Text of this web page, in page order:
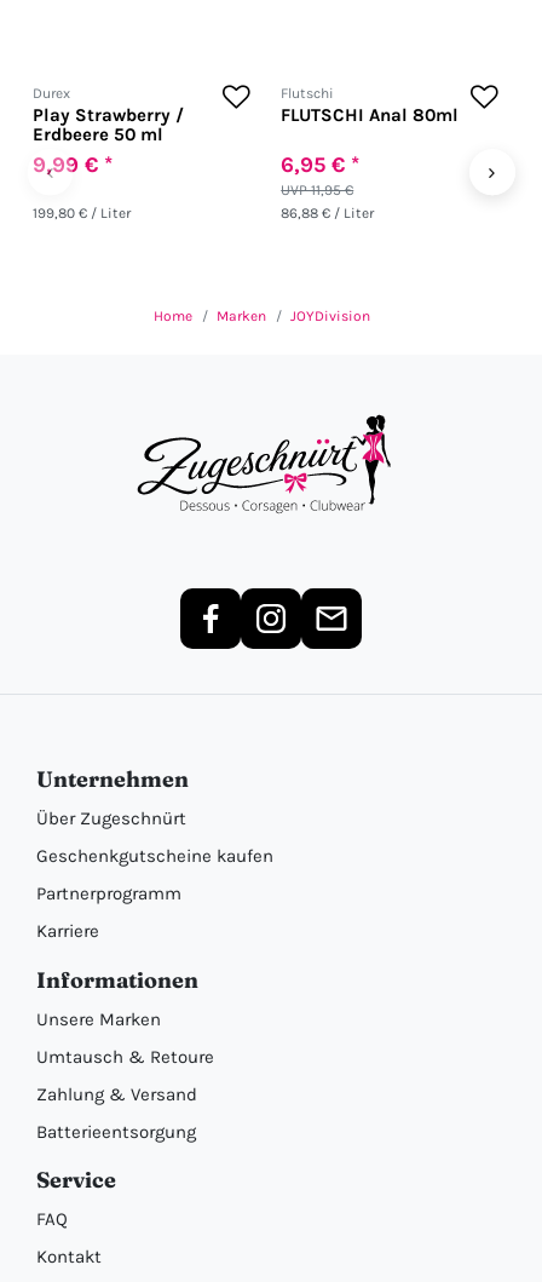
‹
Durex
Play Strawberry /
Erdbeere 50 ml
9,99 € *
199,80 € / Liter
Flutschi
FLUTSCHI Anal 80ml
UVP 11,95 €
6,95 € *
86,88 € / Liter
›
Home Marken JOYDivision
Unternehmen
Über Zugeschnürt
Geschenkgutscheine kaufen
Partnerprogramm
Karriere
Informationen
Unsere Marken
Umtausch & Retoure
Zahlung & Versand
Batterieentsorgung
Service
FAQ
Kontakt